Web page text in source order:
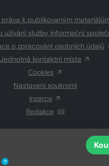
?
k publikovaným
užívání služby informační
o zpracování osobních údajů
Jednotná kontaktní místa
Cookies
Nastavení soukromí
Inzerce
Redakce
CZECH NEWS CENTER a.s.
a